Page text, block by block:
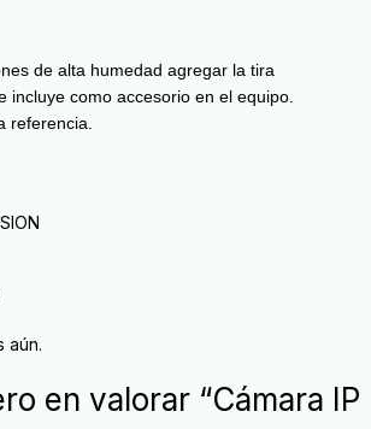
de alta humedad agregar la tira
incluye como accesorio en el equipo.
referencia.
aún.
en valorar “Cámara IP